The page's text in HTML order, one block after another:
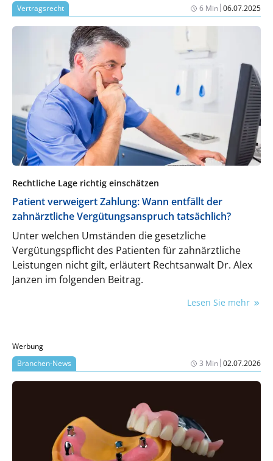
Vertragsrecht 6 Min|06.07.2025
Rechtliche Lage richtig einschätzen
Patient verweigert Zahlung: Wann entfällt der
zahnärztliche Vergütungsanspruch tatsächlich?
Unter welchen Umständen die gesetzliche
Vergütungspflicht des Patienten für zahnärztliche
Leistungen nicht gilt, erläutert Rechtsanwalt Dr. Alex
Janzen im folgenden Beitrag.
Lesen Sie mehr
Werbung
Branchen-News
3 Min|02.07.2026